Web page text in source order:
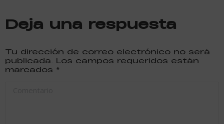
Deja una respuesta
Tu dirección de correo electrónico no será
publicada. Los campos requeridos están
marcados *